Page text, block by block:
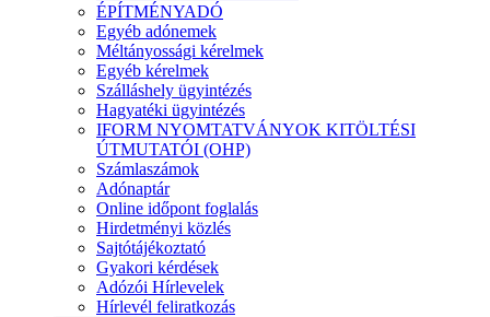
ÉPÍTMÉNYADÓ
Egyéb adónemek
Méltányossági kérelmek
Egyéb kérelmek
Szálláshely ügyintézés
Hagyatéki ügyintézés
IFORM NYOMTATVÁNYOK KITÖLTÉSI
ÚTMUTATÓI (OHP)
Számlaszámok
Adónaptár
Online időpont foglalás
Hirdetményi közlés
Sajtótájékoztató
Gyakori kérdések
Adózói Hírlevelek
Hírlevél feliratkozás